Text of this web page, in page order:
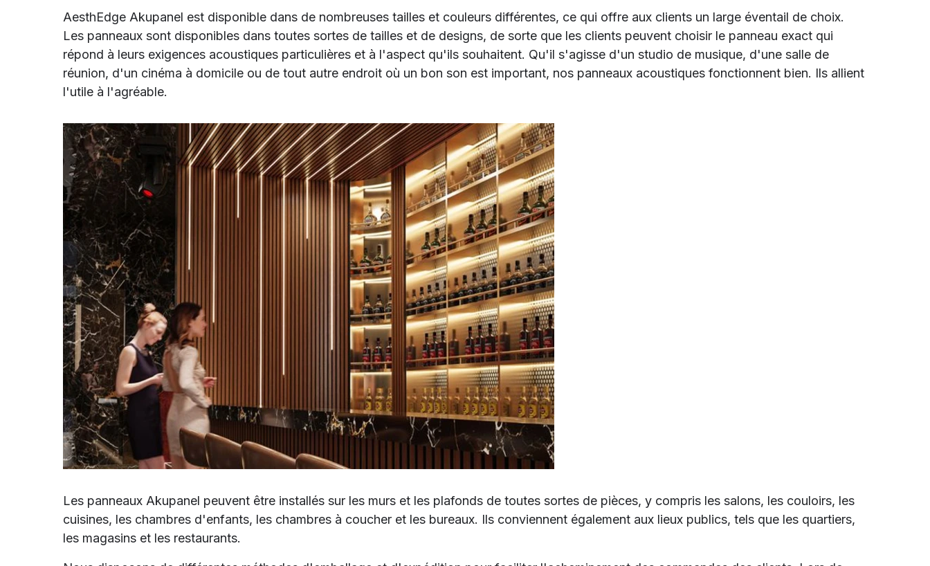
AesthEdge Akupanel est disponible dans de nombreuses tailles et couleurs différentes, ce qui offre aux clients un large éventail de choix.
Les panneaux sont disponibles dans toutes sortes de tailles et de designs, de sorte que les clients peuvent choisir le panneau exact qui
répond à leurs exigences acoustiques particulières et à l'aspect qu'ils souhaitent. Qu'il s'agisse d'un studio de musique, d'une salle de
réunion, d'un cinéma à domicile ou de tout autre endroit où un bon son est important, nos panneaux acoustiques fonctionnent bien. Ils allient
l'utile à l'agréable.
Les panneaux Akupanel peuvent être installés sur les murs et les plafonds de toutes sortes de pièces, y compris les salons, les couloirs, les
cuisines, les chambres d'enfants, les chambres à coucher et les bureaux. Ils conviennent également aux lieux publics, tels que les quartiers,
les magasins et les restaurants.